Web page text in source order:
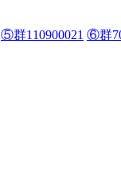
⑤群110900021 ⑥群